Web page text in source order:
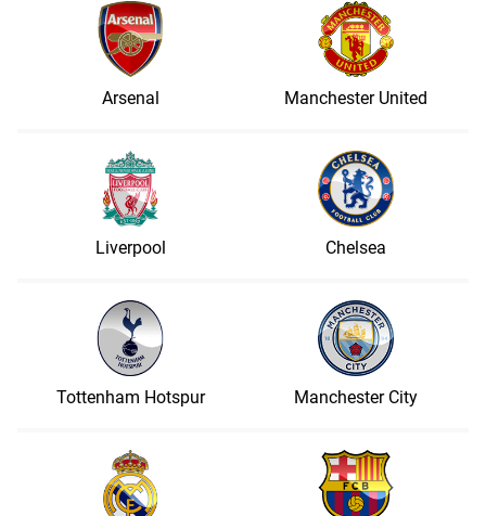
Arsenal Manchester United
Liverpool Chelsea
Tottenham Hotspur Manchester City